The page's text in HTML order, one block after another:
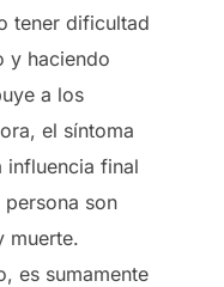
tener dificultad
y haciendo
a los
el síntoma
influencia final
son
muerte.
es sumamente